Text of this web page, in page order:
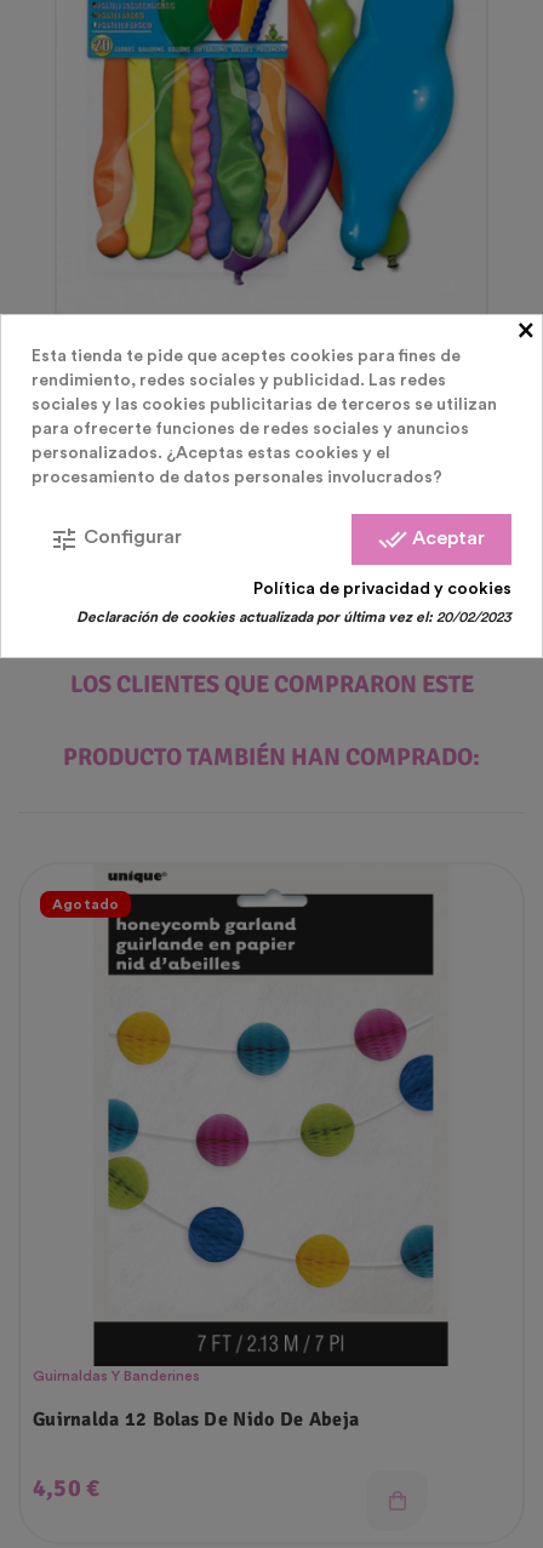
20 Globos Para Hacer Figuras
Precio
1,50 €
LOS CLIENTES QUE COMPRARON ESTE
PRODUCTO TAMBIÉN HAN COMPRADO:
Agotado
Guirnaldas Y Banderines
Guirnalda 12 Bolas De Nido De Abeja
Precio
4,50 €
×
Esta tienda te pide que aceptes cookies para fines de
rendimiento, redes sociales y publicidad. Las redes
sociales y las cookies publicitarias de terceros se utilizan
para ofrecerte funciones de redes sociales y anuncios
personalizados. ¿Aceptas estas cookies y el
procesamiento de datos personales involucrados?
done_all Aceptar
tune Configurar
Política de privacidad y cookies
Declaración de cookies actualizada por última vez el:20/02/2023